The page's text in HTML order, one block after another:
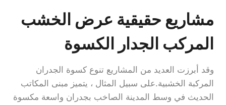
مشاريع حقيقية عرض الخشب
المركب الجدار الكسوة
وقد أبرزت العديد من المشاريع تنوع كسوة الجدران
المركبة الخشبية.على سبيل المثال ، يتميز مبنى المكاتب
الحديث في وسط المدينة الصاخب بجدران واسعة مكسوة